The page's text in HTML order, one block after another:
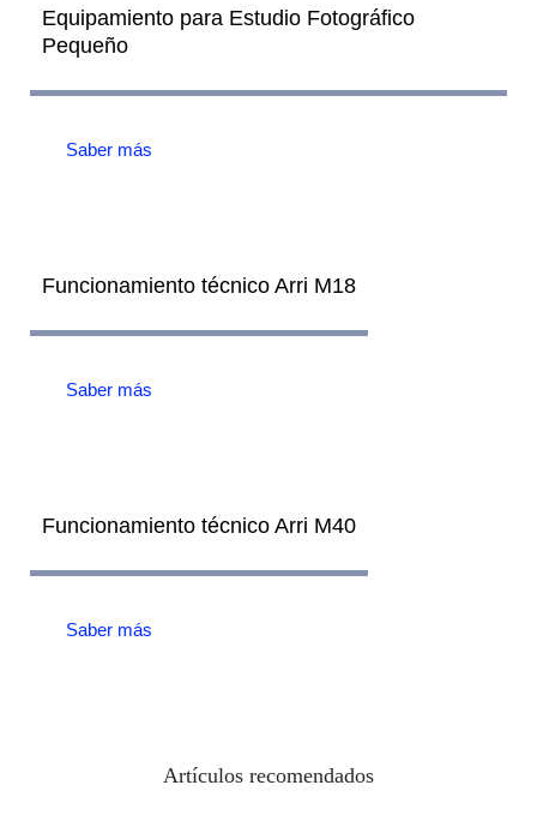
Equipamiento para Estudio Fotográfico
Pequeño
Saber más
Funcionamiento técnico Arri M18
Saber más
Funcionamiento técnico Arri M40
Saber más
Artículos recomendados